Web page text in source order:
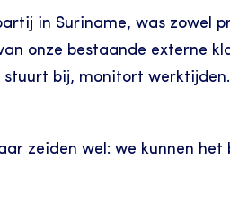
in Suriname, was zowel
onze bestaande externe
stuurt bij, monitort
zeiden wel: we kunnen het